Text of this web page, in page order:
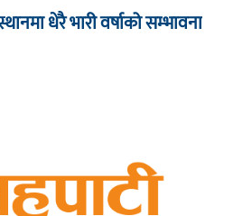
धेरै भारी वर्षाको सम्भावना